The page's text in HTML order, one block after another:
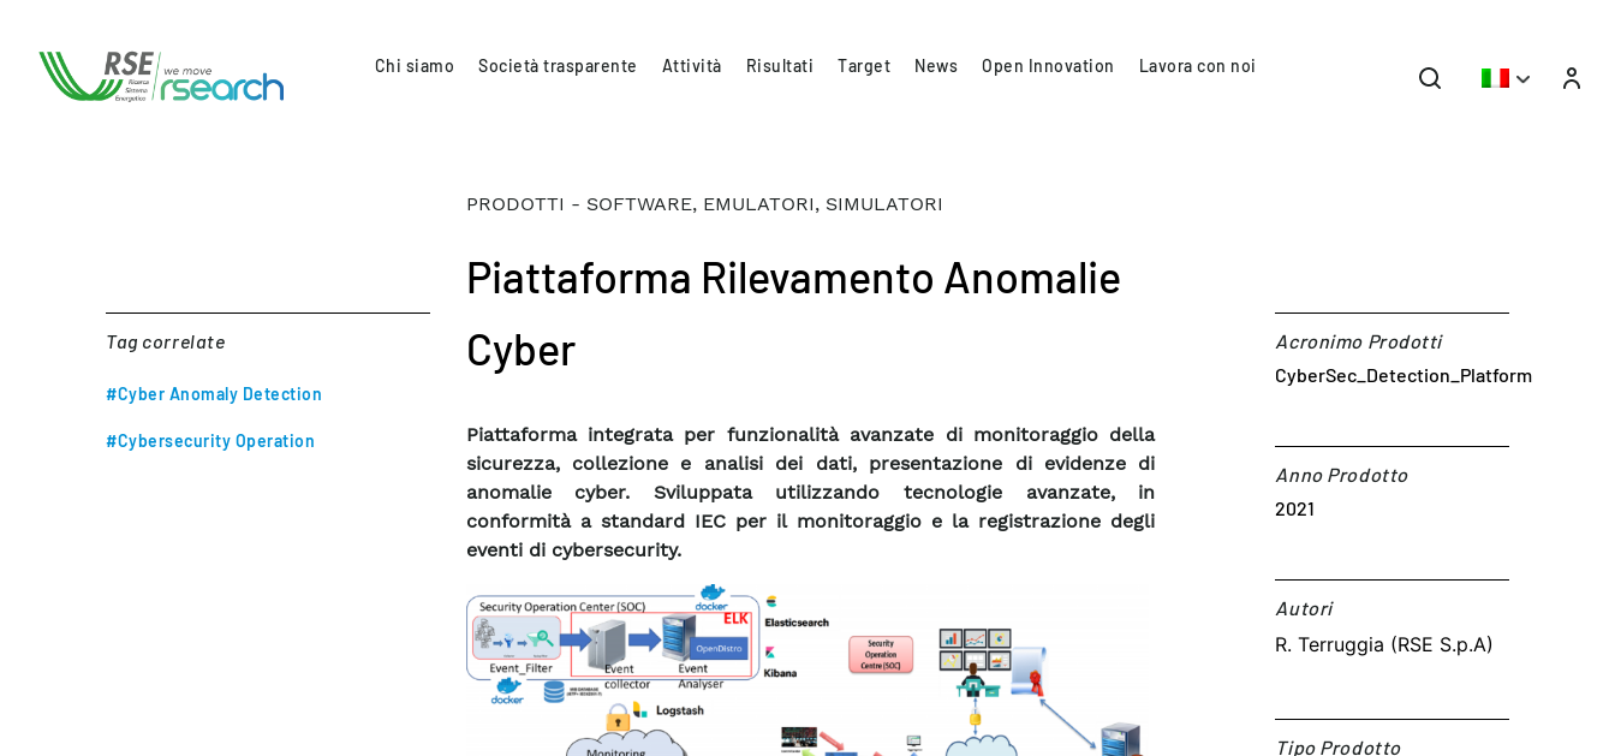
Chi siamo Società trasparente Attività Risultati Target News Open Innovation Lavora con noi
Tag correlate
#Cyber Anomaly Detection
#Cybersecurity Operation
PRODOTTI - SOFTWARE, EMULATORI, SIMULATORI
Piattaforma Rilevamento Anomalie
Cyber
Piattaforma integrata per funzionalità avanzate di monitoraggio della
sicurezza, collezione e analisi dei dati, presentazione di evidenze di
anomalie cyber. Sviluppata utilizzando tecnologie avanzate, in
conformità a standard IEC per il monitoraggio e la registrazione degli
eventi di cybersecurity.
Acronimo Prodotti
CyberSec_Detection_Platform
Anno Prodotto
2021
Autori​
R. Terruggia (RSE S.p.A)
Tipo Prodotto